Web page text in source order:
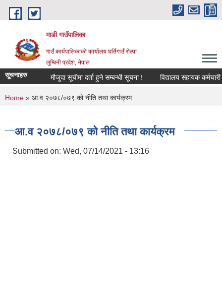
Skip to main content
माडी गाउँपालिका
गाउँ कार्यपालिकाको कार्यालय घर्तिगाउँ रोल्पा
लुम्बिनी प्रदेश, नेपाल
सूचनाहरु मौजुदा सूचीमा दर्ता हुने सम्बन्धी सूचना ! विद्यालय सहायक कर्मचारी
You are here
Home » आ.व २०७८/०७९ को नीति तथा कार्यक्रम
आ.व २०७८/०७९ को नीति तथा कार्यक्रम
Submitted on: Wed, 07/14/2021 - 13:16